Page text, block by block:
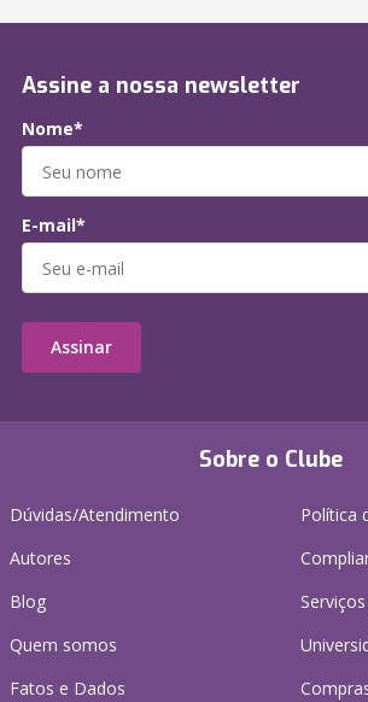
Sobre o Clube
Dúvidas/Atendimento
Autores
Blog
Quem somos
Fatos e Dados
Política
Assine a nossa newsletter
Nome*
E-mail*
Assinar